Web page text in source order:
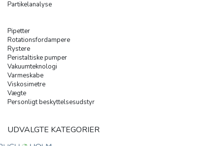
Partikelanalyse
Pipetter
Rotationsfordampere
Rystere
Peristaltiske pumper
Vakuumteknologi
Varmeskabe
Viskosimetre
Vægte
Personligt beskyttelsesudstyr
UDVALGTE KATEGORIER